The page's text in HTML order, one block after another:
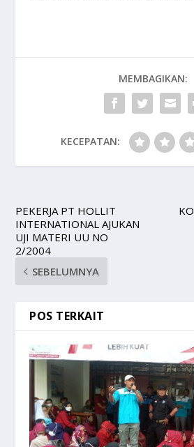
MEMBAGIKAN:
KECEPATAN:
PEKERJA PT HOLLIT
INTERNATIONAL AJUKAN
UJI MATERI UU NO
2/2004
SEBELUMNYA
POS TERKAIT